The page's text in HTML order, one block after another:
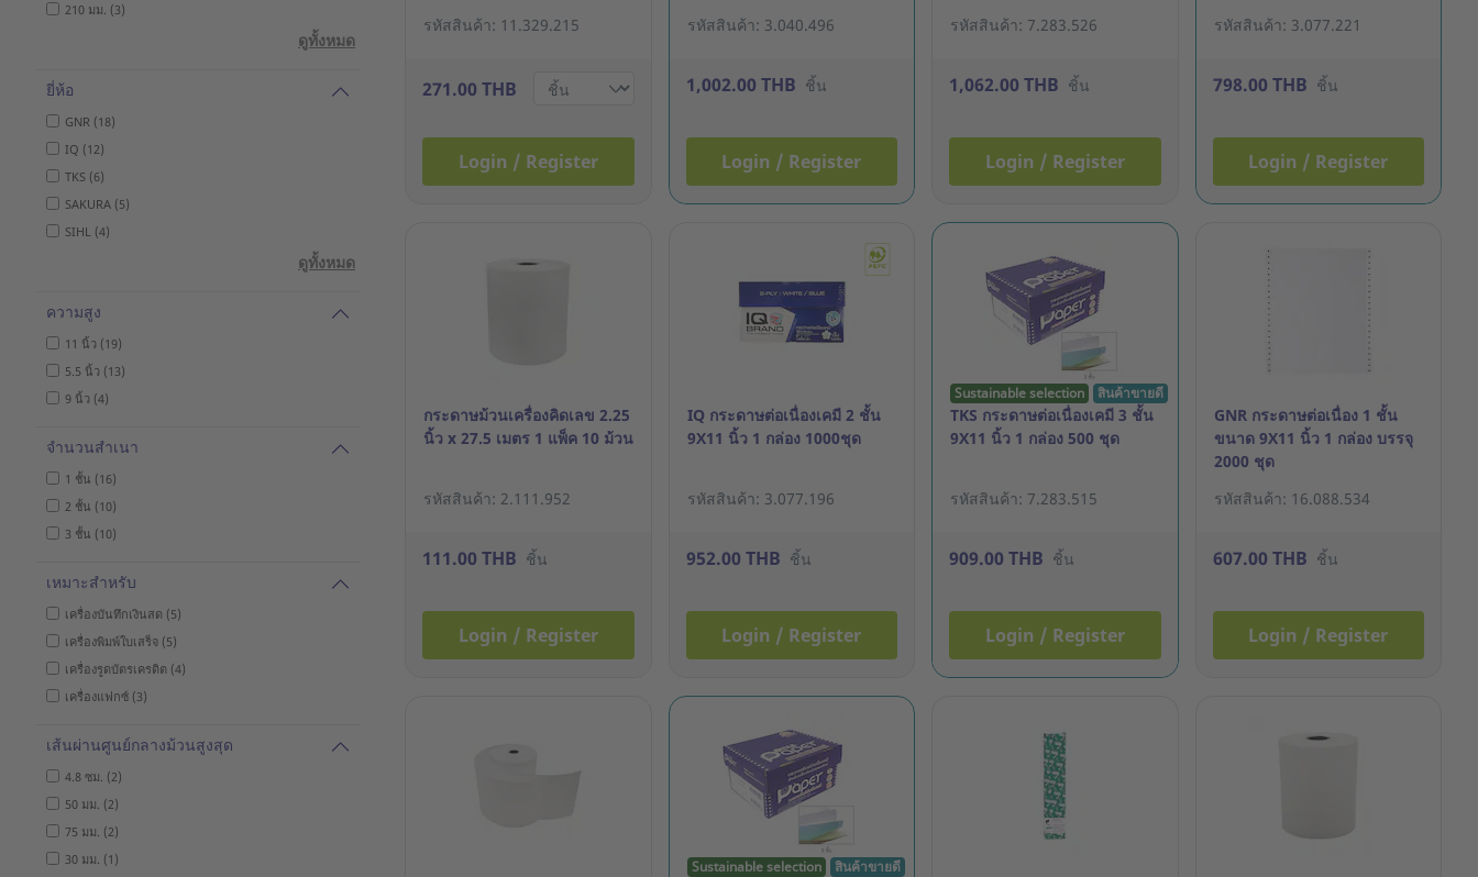
210 มม. (3)
ดูทั้งหมด
ยี่ห้อ
GNR (18)
IQ (12)
TKS (6)
SAKURA (5)
SIHL (4)
ดูทั้งหมด
ความสูง
11 นิ้ว (19)
5.5 นิ้ว (13)
9 นิ้ว (4)
จำนวนสำเนา
1 ชั้น (16)
2 ชั้น (10)
3 ชั้น (10)
เหมาะสำหรับ
เครื่องบันทึกเงินสด (5)
เครื่องพิมพ์ใบเสร็จ (5)
เครื่องรูดบัตรเครดิต (4)
เครื่องแฟกซ์ (3)
เส้นผ่านศูนย์กลางม้วนสูงสุด
4.8 ซม. (2)
50 มม. (2)
75 มม. (2)
30 มม. (1)
รหัสสินค้า: 11.329.215
271.00 THB
Login / Register
รหัสสินค้า: 3.040.496
1,002.00 THB ชิ้น
Login / Register
รหัสสินค้า: 7.283.526
1,062.00 THB ชิ้น
Login / Register
รหัสสินค้า: 3.077.221
798.00 THB ชิ้น
Login / Register
กระดาษม้วนเครื่องคิดเลข 2.25
นิ้ว x 27.5 เมตร 1 แพ็ค 10 ม้วน
รหัสสินค้า: 2.111.952
111.00 THB ชิ้น
Login / Register
IQ กระดาษต่อเนื่องเคมี 2 ชั้น
9X11 นิ้ว 1 กล่อง 1000ชุด
รหัสสินค้า: 3.077.196
952.00 THB ชิ้น
Login / Register
Sustainable selection สินค้าขายดี
TKS กระดาษต่อเนื่องเคมี 3 ชั้น
9X11 นิ้ว 1 กล่อง 500 ชุด
รหัสสินค้า: 7.283.515
909.00 THB ชิ้น
Login / Register
GNR กระดาษต่อเนื่อง 1 ชั้น
ขนาด 9X11 นิ้ว 1 กล่อง บรรจุ
2000 ชุด
รหัสสินค้า: 16.088.534
607.00 THB ชิ้น
Login / Register
Sustainable selection สินค้าขายดี